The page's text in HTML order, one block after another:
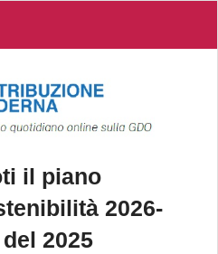
il piano
2026-
2025